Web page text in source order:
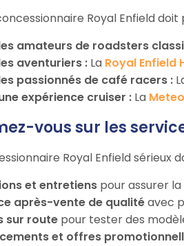
Royal Enfield
amateurs de roadsters
aventuriers : La Royal Enfield
passionnés de café racers :
expérience cruiser : La
vous sur les
Royal Enfield sérieux
et entretiens pour assurer
après-vente de qualitéavec
sur route pour tester des
et offres